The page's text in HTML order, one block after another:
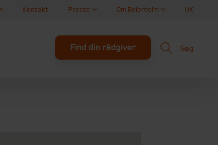
Kontakt Presse Om Beierholm UK
Find din rådgiver Søg